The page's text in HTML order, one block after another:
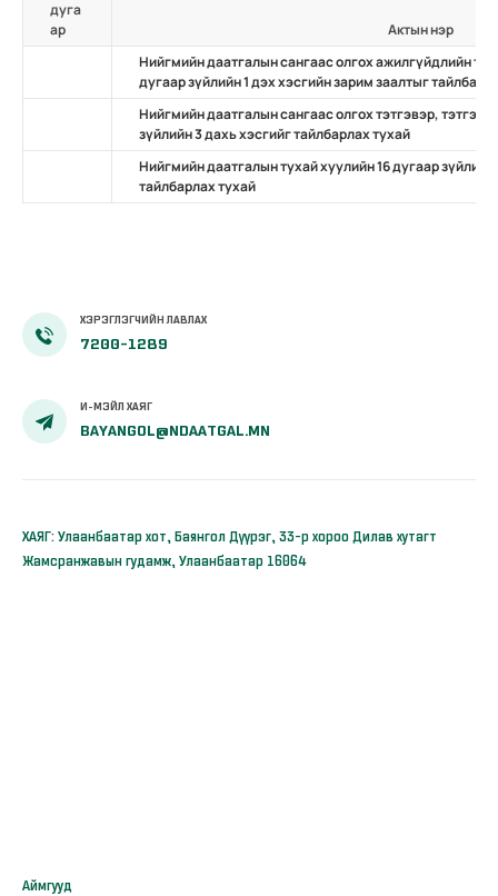
дуга
ар
Актын нэр
Нийгмийн даатгалын сангаас олгох ажилгүйдлийн
дугаар зүйлийн 1 дэх хэсгийн зарим заалтыг
Нийгмийн даатгалын сангаас олгох тэтгэвэр,
зүйлийн 3 дахь хэсгийг тайлбарлах тухай
Нийгмийн даатгалын тухай хуулийн 16 дугаар
тайлбарлах тухай
ХЭРЭГЛЭГЧИЙН ЛАВЛАХ
7200-1289
И-МЭЙЛ ХАЯГ
BAYANGOL@NDAATGAL.MN
ХАЯГ: Улаанбаатар хот, Баянгол Дүүрэг, 33-р хороо Дилав хутагт
Жамсранжавын гудамж, Улаанбаатар 16064
Аймгууд